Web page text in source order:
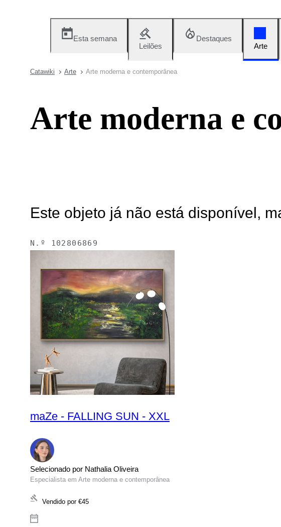
Esta semana
Leilões
Destaques
Arte
Catawiki Arte Arte moderna e contemporânea
Arte moderna e
Este objeto já não está disponível,
N.º 102806869
maZe - FALLING SUN - XXL
Selecionado por Nathalia Oliveira
Especialista em Arte moderna e contemporânea
Vendido por €45